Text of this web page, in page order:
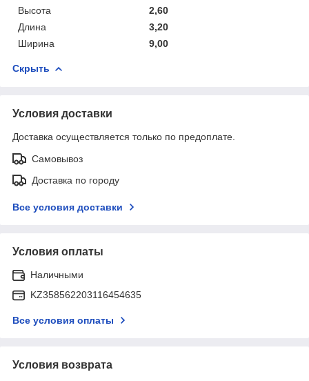
Высота
2,60
Длина
3,20
Ширина
9,00
Скрыть
Условия доставки
Доставка осуществляется только по предоплате.
Самовывоз
Доставка по городу
Все условия доставки
Условия оплаты
Наличными
KZ358562203116454635
Все условия оплаты
Условия возврата